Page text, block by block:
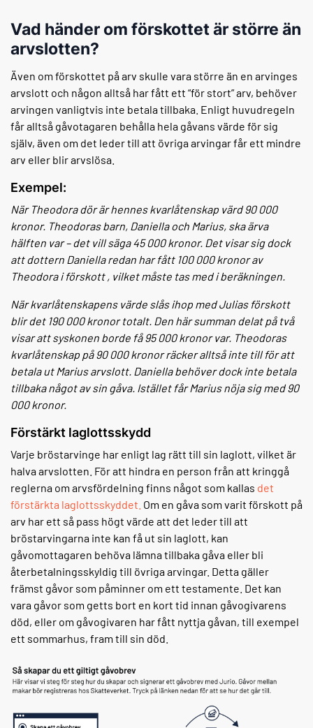
Vad händer om förskottet är större än
arvslotten?
Även om förskottet på arv skulle vara större än en arvinges
arvslott och någon alltså har fått ett “för stort” arv, behöver
arvingen vanligtvis inte betala tillbaka. Enligt huvudregeln
får alltså gåvotagaren behålla hela gåvans värde för sig
själv, även om det leder till att övriga arvingar får ett mindre
arv eller blir arvslösa.
Exempel:
När Theodora dör är hennes kvarlåtenskap värd 90 000
kronor. Theodoras barn, Daniella och Marius, ska ärva
hälften var – det vill säga 45 000 kronor. Det visar sig dock
att dottern Daniella redan har fått 100 000 kronor av
Theodora i förskott , vilket måste tas med i beräkningen.
När kvarlåtenskapens värde slås ihop med Julias förskott
blir det 190 000 kronor totalt. Den här summan delat på två
visar att syskonen borde få 95 000 kronor var. Theodoras
kvarlåtenskap på 90 000 kronor räcker alltså inte till för att
betala ut Marius arvslott. Daniella behöver dock inte betala
tillbaka något av sin gåva. Istället får Marius nöja sig med 90
000 kronor.
Förstärkt laglottsskydd
Varje bröstarvinge har enligt lag rätt till sin laglott, vilket är
halva arvslotten. För att hindra en person från att kringgå
reglerna om arvsfördelning finns något som kallas det
förstärkta laglottsskyddet. Om en gåva som varit förskott på
arv har ett så pass högt värde att det leder till att
bröstarvingarna inte kan få ut sin laglott, kan
gåvomottagaren behöva lämna tillbaka gåva eller bli
återbetalningsskyldig till övriga arvingar. Detta gäller
främst gåvor som påminner om ett testamente. Det kan
vara gåvor som getts bort en kort tid innan gåvogivarens
död, eller om gåvogivaren har fått nyttja gåvan, till exempel
ett sommarhus, fram till sin död.